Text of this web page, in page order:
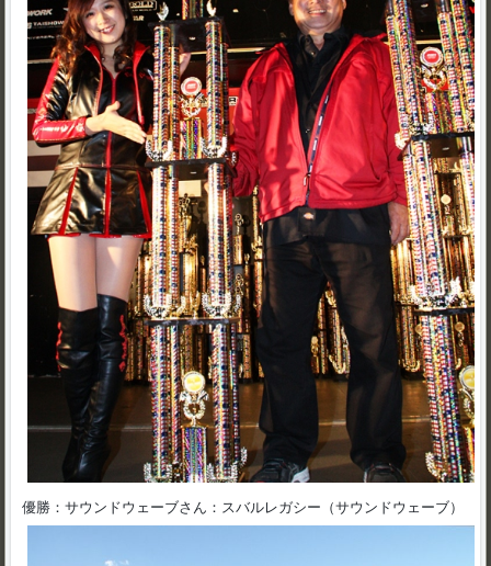
優勝：サウンドウェーブさん：スバルレガシー（サウンドウェーブ）